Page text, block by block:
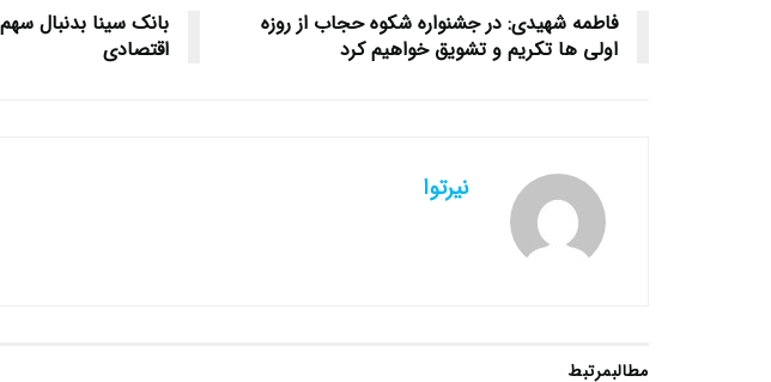
فاطمه شهیدی: در جشنواره شکوه حجاب از روزه
اولی ها تکریم و تشویق خواهیم کرد
بانک سینا بدنبال
اقتصادی
نیرتوا
مطالبمرتبط